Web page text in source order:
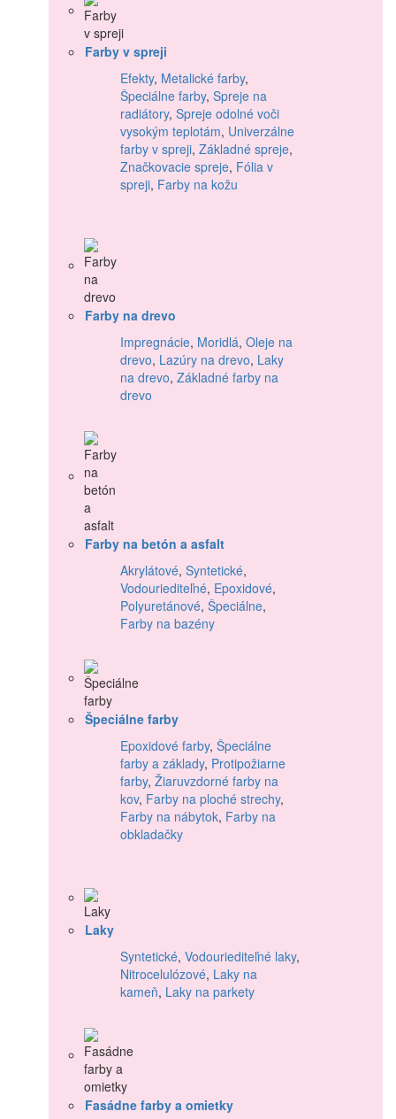
Farby v spreji
Efekty, Metalické farby,
Špeciálne farby, Spreje na
radiátory, Spreje odolné voči
vysokým teplotám, Univerzálne
farby v spreji, Základné spreje,
Značkovacie spreje, Fólia v
spreji, Farby na kožu
Farby na drevo
Impregnácie, Moridlá, Oleje na
drevo, Lazúry na drevo, Laky
na drevo, Základné farby na
drevo
Farby na betón a asfalt
Akrylátové, Syntetické,
Vodouriediteľné, Epoxidové,
Polyuretánové, Špeciálne,
Farby na bazény
Špeciálne farby
Epoxidové farby, Špeciálne
farby a základy, Protipožiarne
farby, Žiaruvzdorné farby na
kov, Farby na ploché strechy,
Farby na nábytok, Farby na
obkladačky
Laky
Syntetické, Vodouriediteľné laky,
Nitrocelulózové, Laky na
kameň, Laky na parkety
Fasádne farby a omietky